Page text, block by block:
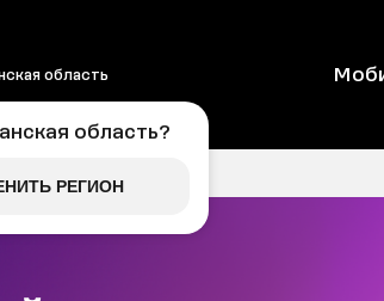
область
область?
РЕГИОН